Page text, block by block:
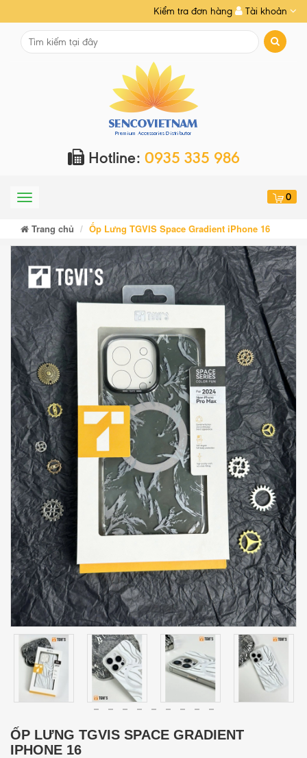
Kiểm tra đơn hàng Tài khoản
Hotline: 0935 335 986
Menu 0
Trang chủ Ốp Lưng TGVIS Space Gradient iPhone 16
ỐP LƯNG TGVIS SPACE GRADIENT
IPHONE 16